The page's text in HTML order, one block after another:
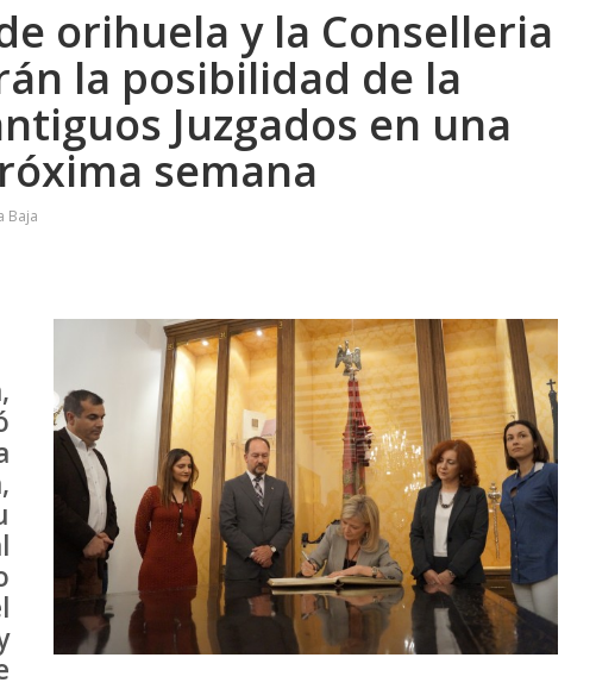
orihuela y la Conselleria
la posibilidad de la
Juzgados en una
semana
Baja